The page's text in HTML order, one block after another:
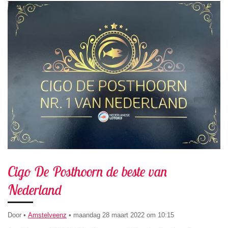
Cigo De Posthoorn de beste van
Nederland
Door • Amstelveenz • maandag 28 maart 2022 om 10:15